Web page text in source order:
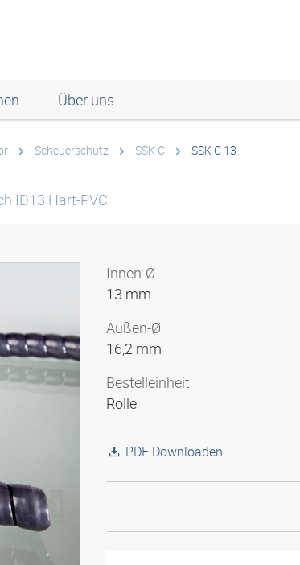
Über uns
Scheuerschutz SSK C SSK C 13
ID13 Hart-PVC
Innen-Ø
13 mm
Außen-Ø
16,2 mm
Bestelleinheit
Rolle
PDF Downloaden